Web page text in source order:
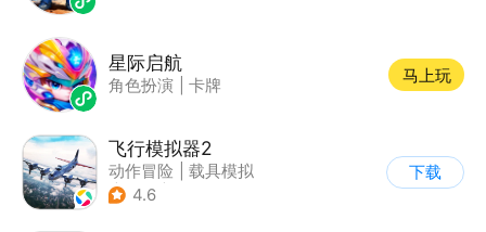
星际启航
角色扮演 卡牌
马上玩
飞行模拟器2
动作冒险
载具模拟
| 飞机
4.6
下载